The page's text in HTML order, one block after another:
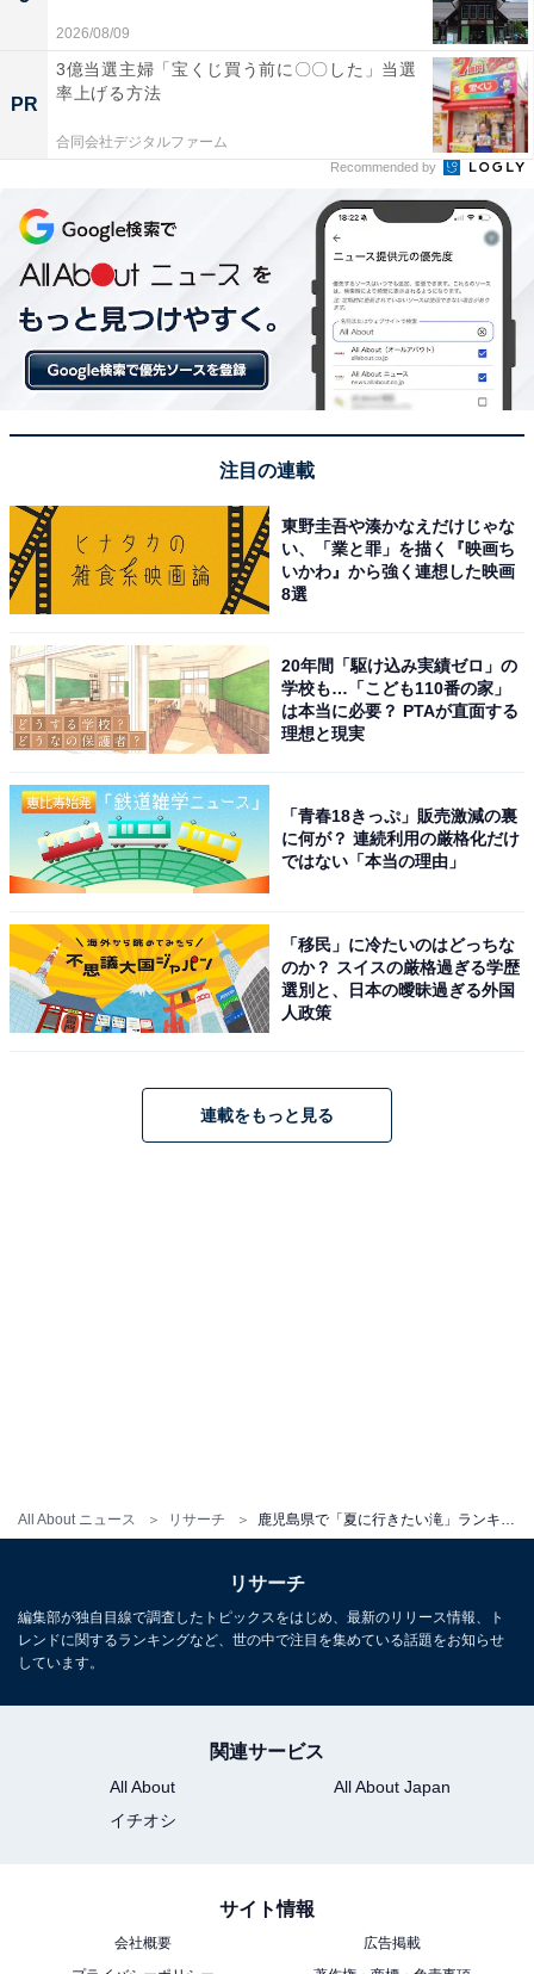
All About ニュース リサーチ 鹿児島県で「夏に行きたい滝」ランキング！ 2位「大川の滝」を僅差で抑えた1位は？【2025年調査】
2026/08/09
PR
3億当選主婦「宝くじ買う前に〇〇した」当選
率上げる方法
合同会社デジタルファーム
Recommended by
注目の連載
東野圭吾や湊かなえだけじゃな
い、「業と罪」を描く『映画ち
いかわ』から強く連想した映画
8選
20年間「駆け込み実績ゼロ」の
学校も…「こども110番の家」
は本当に必要？ PTAが直面する
理想と現実
「青春18きっぷ」販売激減の裏
に何が？ 連続利用の厳格化だけ
ではない「本当の理由」
「移民」に冷たいのはどっちな
のか？ スイスの厳格過ぎる学歴
選別と、日本の曖昧過ぎる外国
人政策
連載をもっと見る
リサーチ
編集部が独自目線で調査したトピックスをはじめ、最新のリリース情報、ト
レンドに関するランキングなど、世の中で注目を集めている話題をお知らせ
しています。
関連サービス
All About
All About Japan
イチオシ
サイト情報
会社概要
広告掲載